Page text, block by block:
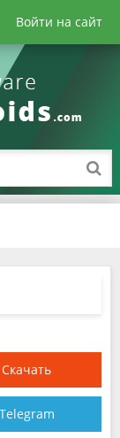
Войти на сайт
Скачать
Telegram